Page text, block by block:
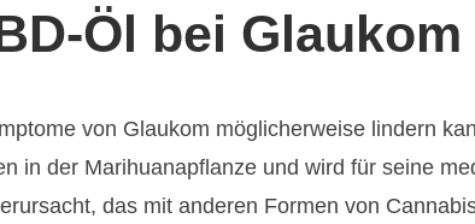
Öl bei
von Glaukom möglicherweise lindern
in der Marihuanapflanze und wird für seine
das mit anderen Formen von